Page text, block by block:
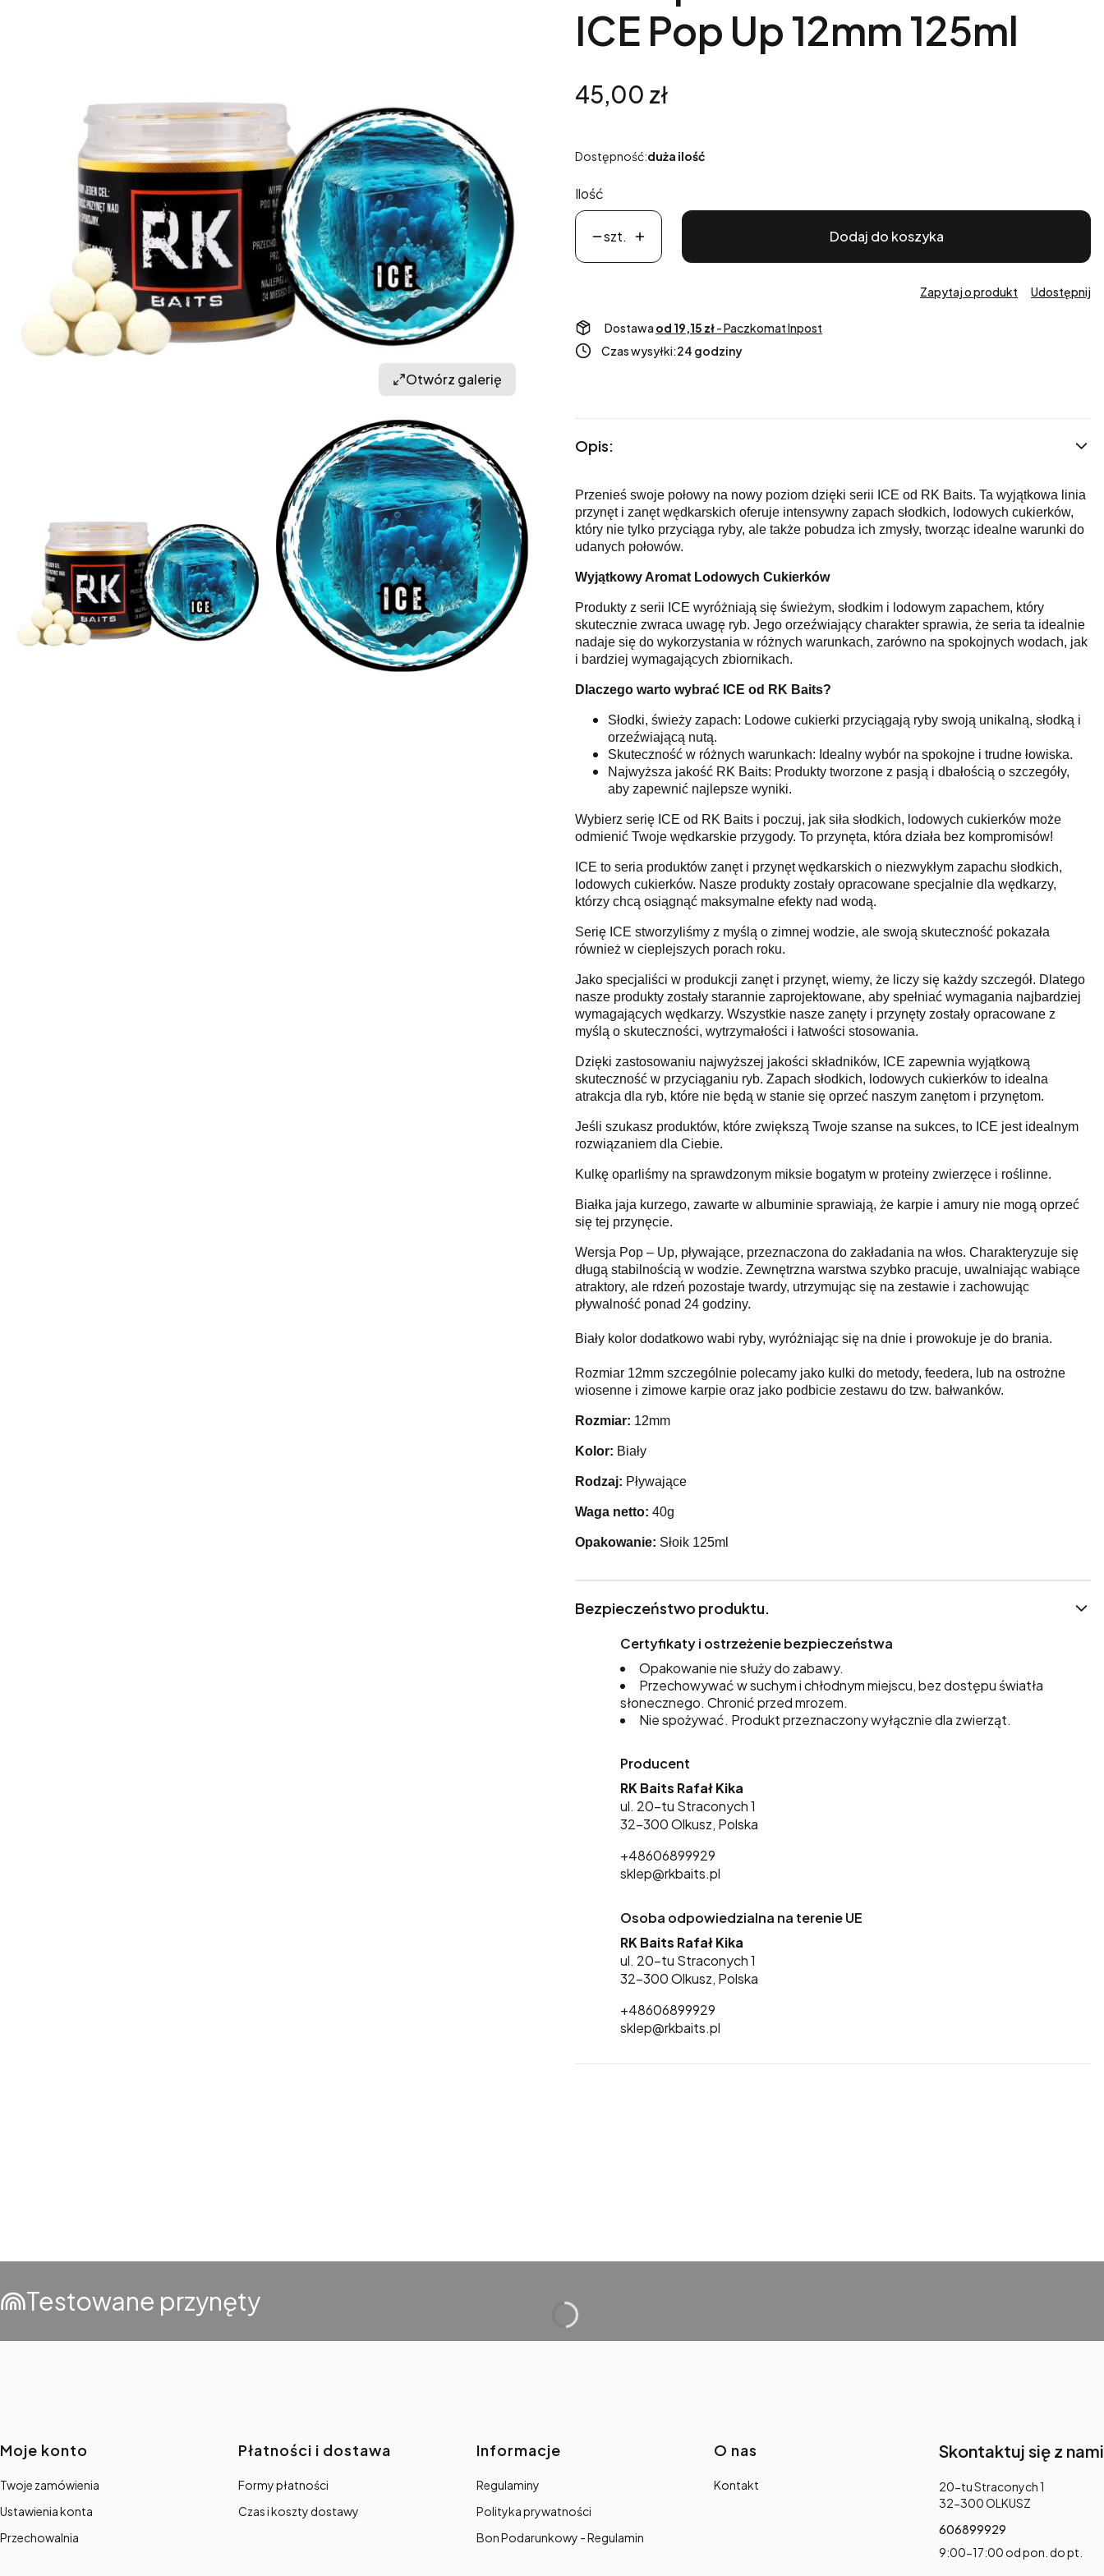
Otwórz galerię
ICE Pop Up 12mm 125ml
Cena
45,00 zł
Dostępność:duża ilość
Ilość
szt. Dodaj do koszyka
Zapytaj o produkt Udostępnij
Dostawa od 19,15 zł- Paczkomat Inpost
Czas wysyłki:24 godziny
Opis:
Przenieś swoje połowy na nowy poziom dzięki serii ICE od RK Baits. Ta wyjątkowa linia
przynęt i zanęt wędkarskich oferuje intensywny zapach słodkich, lodowych cukierków,
który nie tylko przyciąga ryby, ale także pobudza ich zmysły, tworząc idealne warunki do
udanych połowów.
Wyjątkowy Aromat Lodowych Cukierków
Produkty z serii ICE wyróżniają się świeżym, słodkim i lodowym zapachem, który
skutecznie zwraca uwagę ryb. Jego orzeźwiający charakter sprawia, że seria ta idealnie
nadaje się do wykorzystania w różnych warunkach, zarówno na spokojnych wodach, jak
i bardziej wymagających zbiornikach.
Dlaczego warto wybrać ICE od RK Baits?
Słodki, świeży zapach: Lodowe cukierki przyciągają ryby swoją unikalną, słodką i
orzeźwiającą nutą.
Skuteczność w różnych warunkach: Idealny wybór na spokojne i trudne łowiska.
Najwyższa jakość RK Baits: Produkty tworzone z pasją i dbałością o szczegóły,
aby zapewnić najlepsze wyniki.
Wybierz serię ICE od RK Baits i poczuj, jak siła słodkich, lodowych cukierków może
odmienić Twoje wędkarskie przygody. To przynęta, która działa bez kompromisów!
ICE to seria produktów zanęt i przynęt wędkarskich o niezwykłym zapachu słodkich,
lodowych cukierków. Nasze produkty zostały opracowane specjalnie dla wędkarzy,
którzy chcą osiągnąć maksymalne efekty nad wodą.
Serię ICE stworzyliśmy z myślą o zimnej wodzie, ale swoją skuteczność pokazała
również w cieplejszych porach roku.
Jako specjaliści w produkcji zanęt i przynęt, wiemy, że liczy się każdy szczegół. Dlatego
nasze produkty zostały starannie zaprojektowane, aby spełniać wymagania najbardziej
wymagających wędkarzy. Wszystkie nasze zanęty i przynęty zostały opracowane z
myślą o skuteczności, wytrzymałości i łatwości stosowania.
Dzięki zastosowaniu najwyższej jakości składników, ICE zapewnia wyjątkową
skuteczność w przyciąganiu ryb. Zapach słodkich, lodowych cukierków to idealna
atrakcja dla ryb, które nie będą w stanie się oprzeć naszym zanętom i przynętom.
Jeśli szukasz produktów, które zwiększą Twoje szanse na sukces, to ICE jest idealnym
rozwiązaniem dla Ciebie.
Kulkę oparliśmy na sprawdzonym miksie bogatym w proteiny zwierzęce i roślinne.
Białka jaja kurzego, zawarte w albuminie sprawiają, że karpie i amury nie mogą oprzeć
się tej przynęcie.
Wersja Pop – Up, pływające, przeznaczona do zakładania na włos. Charakteryzuje się
długą stabilnością w wodzie. Zewnętrzna warstwa szybko pracuje, uwalniając wabiące
atraktory, ale rdzeń pozostaje twardy, utrzymując się na zestawie i zachowując
pływalność ponad 24 godziny.
Biały kolor dodatkowo wabi ryby, wyróżniając się na dnie i prowokuje je do brania.
Rozmiar 12mm szczególnie polecamy jako kulki do metody, feedera, lub na ostrożne
wiosenne i zimowe karpie oraz jako podbicie zestawu do tzw. bałwanków.
Rozmiar: 12mm
Kolor: Biały
Rodzaj: Pływające
Waga netto: 40g
Opakowanie: Słoik 125ml
Bezpieczeństwo produktu.
Certyfikaty i ostrzeżenie bezpieczeństwa
Opakowanie nie służy do zabawy.
Przechowywać w suchym i chłodnym miejscu, bez dostępu światła
słonecznego. Chronić przed mrozem.
Nie spożywać. Produkt przeznaczony wyłącznie dla zwierząt.
Producent
RK Baits Rafał Kika
ul. 20-tu Straconych 1
32-300 Olkusz, Polska
+48606899929
sklep@rkbaits.pl
Osoba odpowiedzialna na terenie UE
RK Baits Rafał Kika
ul. 20-tu Straconych 1
32-300 Olkusz, Polska
+48606899929
sklep@rkbaits.pl
Testowane przynęty
Linki w stopce
Moje konto
Twoje zamówienia
Ustawienia konta
Przechowalnia
Płatności i dostawa
Formy płatności
Czas i koszty dostawy
Informacje
Regulaminy
Polityka prywatności
Bon Podarunkowy - Regulamin
O nas
Kontakt
Skontaktuj się z nami
Adres:
20-tu Straconych 1
32-300 OLKUSZ
606899929
9:00-17:00 od pon. do pt.